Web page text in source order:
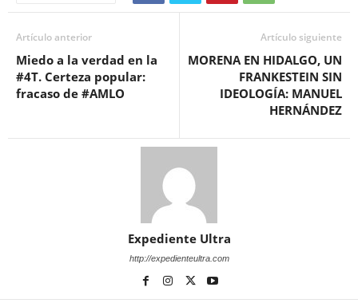
Artículo anterior
Miedo a la verdad en la
#4T. Certeza popular:
fracaso de #AMLO
Artículo siguiente
MORENA EN HIDALGO, UN
FRANKESTEIN SIN
IDEOLOGÍA: MANUEL
HERNÁNDEZ
Expediente Ultra
http://expedienteultra.com